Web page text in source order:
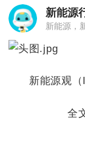
新能源
新能源，
新能源观
全